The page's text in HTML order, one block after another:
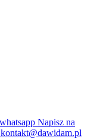
Napisz na
kontakt@dawidam.pl